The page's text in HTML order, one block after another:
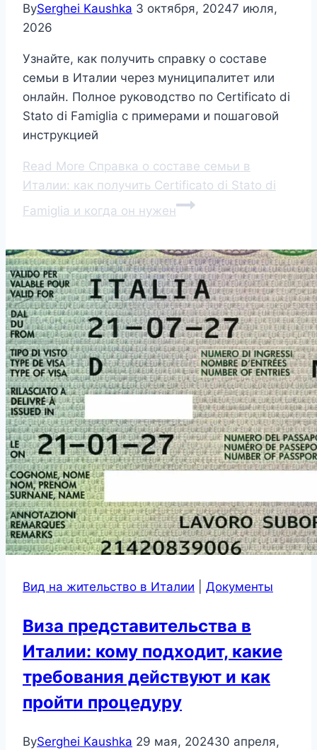
BySerghei Kaushka 3 октября, 20247 июля,
2026
Узнайте, как получить справку о составе
семьи в Италии через муниципалитет или
онлайн. Полное руководство по Certificato di
Stato di Famiglia с примерами и пошаговой
инструкцией
Read More Справка о составе семьи в
Италии: как получить Certificato di Stato di
Famiglia и когда он нужен
Вид на жительство в Италии Документы
Виза представительства в
Италии: кому подходит, какие
требования действуют и как
пройти процедуру
BySerghei Kaushka 29 мая, 202430 апреля,